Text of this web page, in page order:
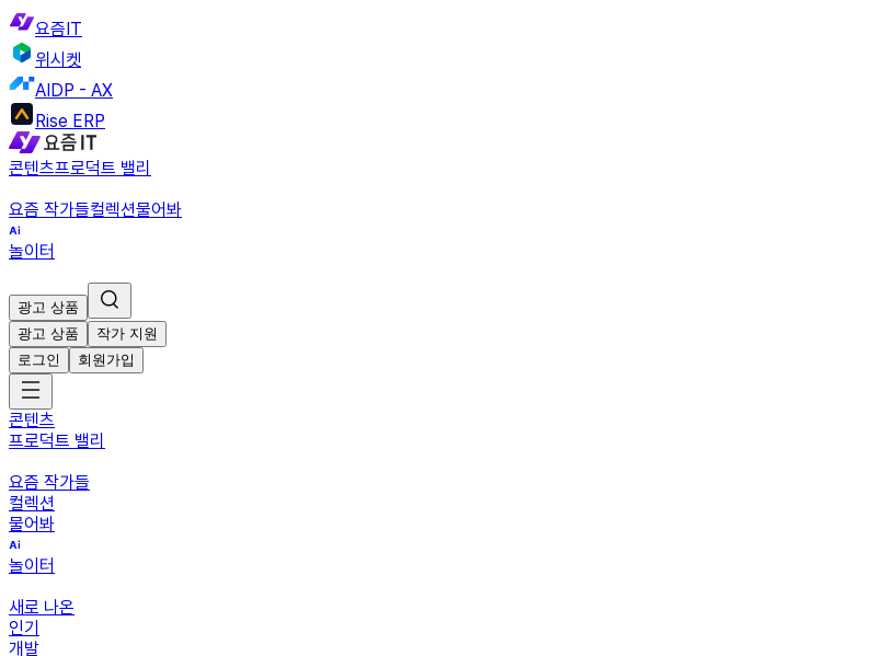
요즘IT
위시켓
AIDP - AX
Rise ERP
콘텐츠프로덕트 밸리
요즘 작가들컬렉션물어봐
놀이터
광고 상품
광고 상품
작가 지원
로그인
회원가입
콘텐츠
프로덕트 밸리
요즘 작가들
컬렉션
물어봐
놀이터
새로 나온
인기
개발